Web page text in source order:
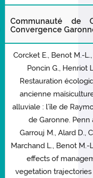
Communauté de
Convergence
Corcket E., Benot M.-
Poncin G., Henriot
Restauration
ancienne
alluviale : l’île de
de Garonne. Penn
Garrouj M., Alard D.,
Marchand L., Benot M.-
effects of
vegetation